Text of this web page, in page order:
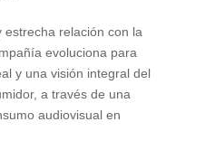
relación con la
evoluciona para
y una visión integral del
a través de una
audiovisual en